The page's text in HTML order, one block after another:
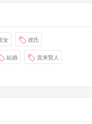
女 彼氏
結婚 賀来賢人